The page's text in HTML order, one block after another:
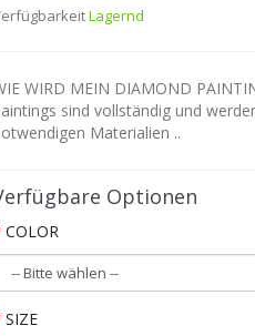
Lagernd
WIRD MEIN DIAMOND
sind vollständig und
Materialien ..
Optionen
COLOR
SIZE